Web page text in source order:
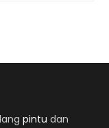
pintu dan